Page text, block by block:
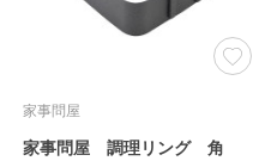
家事問屋
家事問屋 調理リング 角